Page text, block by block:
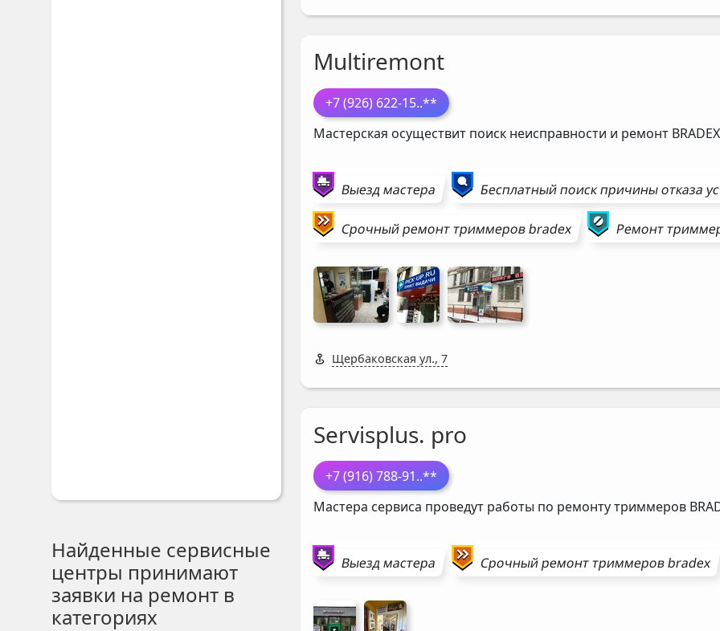
Найденные сервисные
центры принимают
заявки на ремонт в
категориях
Multiremont
+7 (926) 622-15..**
Мастерская осуществит поиск неисправности и ремонт BRADEX
Выезд мастера Бесплатный поиск причины отказа
Срочный ремонттриммеровbradex Ремонт
Щербаковская ул., 7
Servisplus. pro
+7 (916) 788-91..**
Мастера сервиса проведут работы по ремонту триммеров
Выезд мастера Срочный ремонттриммеровbradex